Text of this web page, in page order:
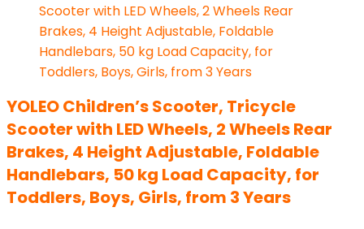
YOLEO Children’s Scooter, Tricycle
Scooter with LED Wheels, 2 Wheels Rear
Brakes, 4 Height Adjustable, Foldable
Handlebars, 50 kg Load Capacity, for
Toddlers, Boys, Girls, from 3 Years